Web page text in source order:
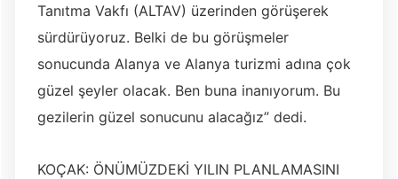
Tanıtma Vakfı (ALTAV) üzerinden görüşerek
sürdürüyoruz. Belki de bu görüşmeler
sonucunda Alanya ve Alanya turizmi adına çok
güzel şeyler olacak. Ben buna inanıyorum. Bu
gezilerin güzel sonucunu alacağız” dedi.
KOÇAK: ÖNÜMÜZDEKİ YILIN PLANLAMASINI